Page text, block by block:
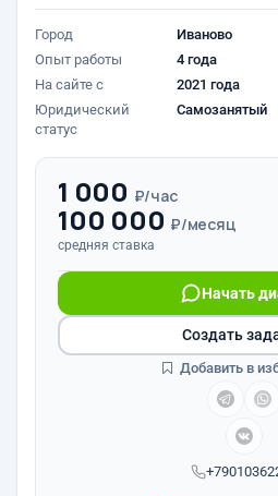
Город
Иваново
Опыт работы
4 года
На сайте с
2021 года
Юридический
статус
Самозанятый
1 000 ₽/час
100 000 ₽/месяц
средняя ставка
Начать
Создать
Добавить в